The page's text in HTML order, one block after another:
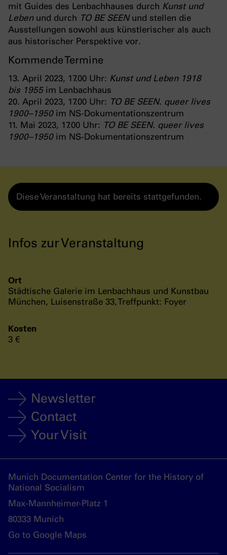
mit Guides des Lenbachhauses durch Kunst und
Lebenund durch TO BE SEENund stellen die
Ausstellungen sowohl aus künstlerischer als auch
aus historischer Perspektive vor.
Kommende Termine
13. April 2023, 17.00 Uhr: Kunst und Leben 1918
bis 1955im Lenbachhaus
20. April 2023, 17.00 Uhr: TO BE SEEN. queer lives
1900–1950im NS-Dokumentationszentrum
11. Mai 2023, 17.00 Uhr: TO BE SEEN. queer lives
1900–1950im NS-Dokumentationszentrum
Diese Veranstaltung hat bereits stattgefunden.
Infos zur Veranstaltung
Ort
Städtische Galerie im Lenbachhaus und Kunstbau
München, Luisenstraße 33, Treffpunkt: Foyer
Kosten
3 €
Newsletter
Contact
Your Visit
Munich Documentation Center for the History of
National Socialism
Max-Mannheimer-Platz 1
80333 Munich
Go to Google Maps